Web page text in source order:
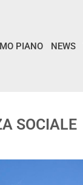
PIANO NEWS
SOCIALE